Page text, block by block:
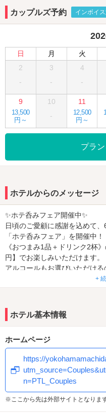
様々なご利用に合わせた期間限
★チェックイン後の外出はも
駐車場無料なので、車を停め
プライベートから記念日まで
練されたシックな空間が創り
プトにしています。ゆとりの
張、友達との女子会にも使い
人デートにご利用いただけます
カップルズ予約 インボイ
日 月 火
2
-
3
-
4
-
9
13,500
円～
10
-
11
12,500
円～
プラ
ホテルからのメッセージ
✨ホテ呑みフェア開催中✨
日頃のご愛顧に感謝を込めて
「ホテ呑みフェア」を開催中！
《おつまみ1品＋ドリンク2杯
円】でお楽しみいただけます。
アルコールもお選びいただけ
ホテルで過ごす、ちょっと贅
+
ホテル基本情報
ホームページ
https://
n=PTL_Couples
※ここから先は外部サイトとなります